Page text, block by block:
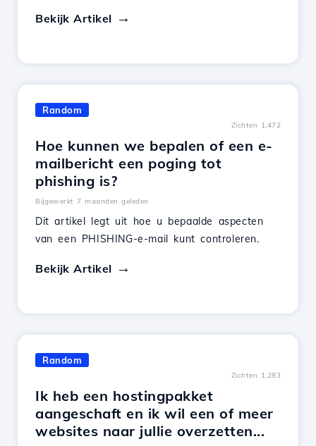
Bekijk Artikel
Random
Zichten 1,472
Hoe kunnen we bepalen of een e-
mailbericht een poging tot
phishing is?
Bijgewerkt 7 maanden geleden
Dit artikel legt uit hoe u bepaalde aspecten
van een PHISHING-e-mail kunt controleren.
Bekijk Artikel
Random
Zichten 1,283
Ik heb een hostingpakket
aangeschaft en ik wil een of meer
websites naar jullie overzetten...